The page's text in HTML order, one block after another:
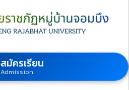
สมัครเรียน
Admission